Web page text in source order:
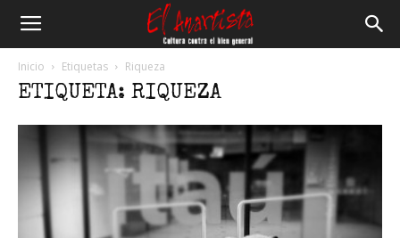
Inicio Etiquetas Riqueza
ETIQUETA: RIQUEZA